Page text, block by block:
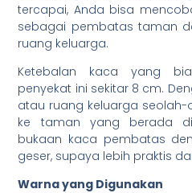
tercapai, Anda bisa
sebagai pembatas taman
ruang keluarga.
Ketebalan kaca yang
penyekat ini sekitar 8 cm.
atau ruang keluarga
ke taman yang berada di
bukaan kaca pembatas
geser, supaya lebih praktis
Warna yang Digunakan